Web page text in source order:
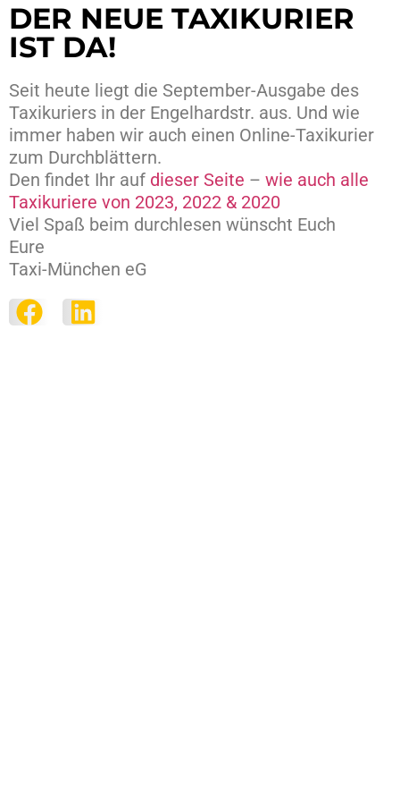
DER NEUE TAXIKURIER
IST DA!
Seit heute liegt die September-Ausgabe des
Taxikuriers in der Engelhardstr. aus. Und wie
immer haben wir auch einen Online-Taxikurier
zum Durchblättern.
Den findet Ihr auf dieser Seite – wie auch alle
Taxikuriere von 2023, 2022 & 2020
Viel Spaß beim durchlesen wünscht Euch
Eure
Taxi-München eG